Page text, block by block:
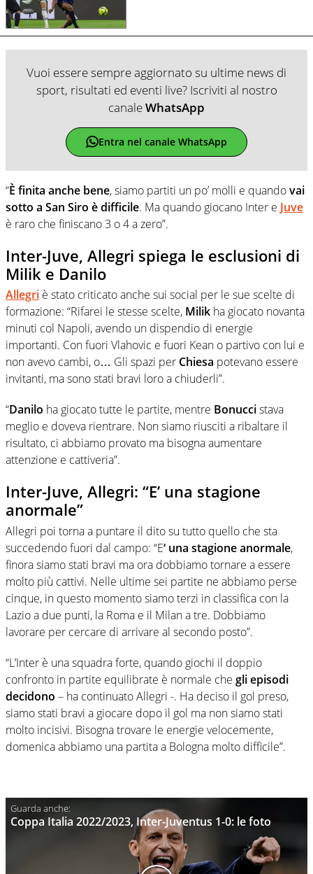
Vuoi essere sempre aggiornato su ultime news di
sport, risultati ed eventi live? Iscriviti al nostro
canaleWhatsApp
Entra nel canale WhatsApp
“È finita anche bene, siamo partiti un po’ molli e quandovai
sotto a San Siro è difficile. Ma quando giocano Inter e Juve
è raro che finiscano 3 o 4 a zero”.
Inter-Juve, Allegri spiega le esclusioni di
Milik e Danilo
Allegri è stato criticato anche sui social per le sue scelte di
formazione: “Rifarei le stesse scelte, Milik ha giocato novanta
minuti col Napoli, avendo un dispendio di energie
importanti. Con fuori Vlahovic e fuori Kean o partivo con lui e
non avevo cambi, o… Gli spazi per Chiesa potevano essere
invitanti, ma sono stati bravi loro a chiuderli”.
“Danilo ha giocato tutte le partite, mentre Bonuccistava
meglio e doveva rientrare. Non siamo riusciti a ribaltare il
risultato, ci abbiamo provato ma bisogna aumentare
attenzione e cattiveria”.
Inter-Juve, Allegri: “E’ una stagione
anormale”
Allegri poi torna a puntare il dito su tutto quello che sta
succedendo fuori dal campo: “E‘ una stagione anormale,
finora siamo stati bravi ma ora dobbiamo tornare a essere
molto più cattivi. Nelle ultime sei partite ne abbiamo perse
cinque, in questo momento siamo terzi in classifica con la
Lazio a due punti, la Roma e il Milan a tre. Dobbiamo
lavorare per cercare di arrivare al secondo posto”.
“L’Inter è una squadra forte, quando giochi il doppio
confronto in partite equilibrate è normale che gli episodi
decidono – ha continuato Allegri -. Ha deciso il gol preso,
siamo stati bravi a giocare dopo il gol ma non siamo stati
molto incisivi. Bisogna trovare le energie velocemente,
domenica abbiamo una partita a Bologna molto difficile”.
Coppa Italia 2022/2023, Inter-Juventus 1-0: le foto